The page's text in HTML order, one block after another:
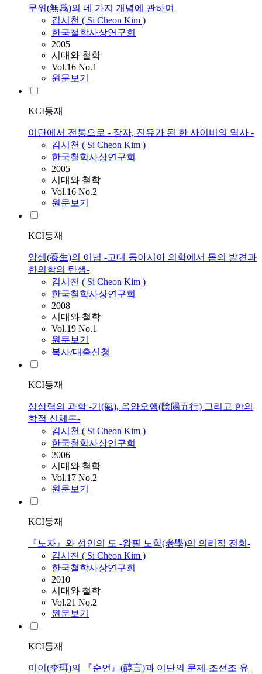
무위(無爲)의 네 가지 개념에 관하여
김시천 ( Si Cheon Kim )
한국철학사상연구회
2005
시대와 철학
Vol.16 No.1
원문보기
KCI등재
이단에서 전통으로 - 장자, 진유가 된 한 사이비의 역사 -
김시천 ( Si Cheon Kim )
한국철학사상연구회
2005
시대와 철학
Vol.16 No.2
원문보기
KCI등재
양생(養生)의 이념 -고대 동아시아 의학에서 몸의 발견과
한의학의 탄생-
김시천 ( Si Cheon Kim )
한국철학사상연구회
2008
시대와 철학
Vol.19 No.1
원문보기
복사/대출신청
KCI등재
상상력의 과학 -기(氣), 음양오행(陰陽五行) 그리고 한의
학적 신체론-
김시천 ( Si Cheon Kim )
한국철학사상연구회
2006
시대와 철학
Vol.17 No.2
원문보기
KCI등재
『노자』와 성인의 도 -왕필 노학(老學)의 의리적 전회-
김시천 ( Si Cheon Kim )
한국철학사상연구회
2010
시대와 철학
Vol.21 No.2
원문보기
KCI등재
이이(李珥)의 『순언』(醇言)과 이단의 문제-조선조 유